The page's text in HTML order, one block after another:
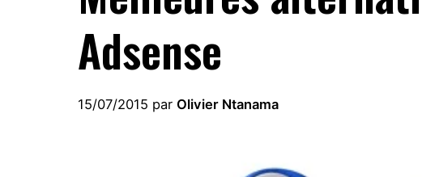
Adsense
15/07/2015 par Olivier Ntanama